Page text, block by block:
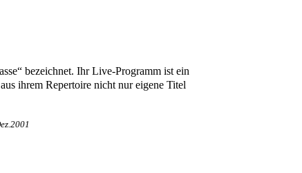
bezeichnet. Ihr Live-Programm ist ein
ihrem Repertoire nicht nur eigene Titel